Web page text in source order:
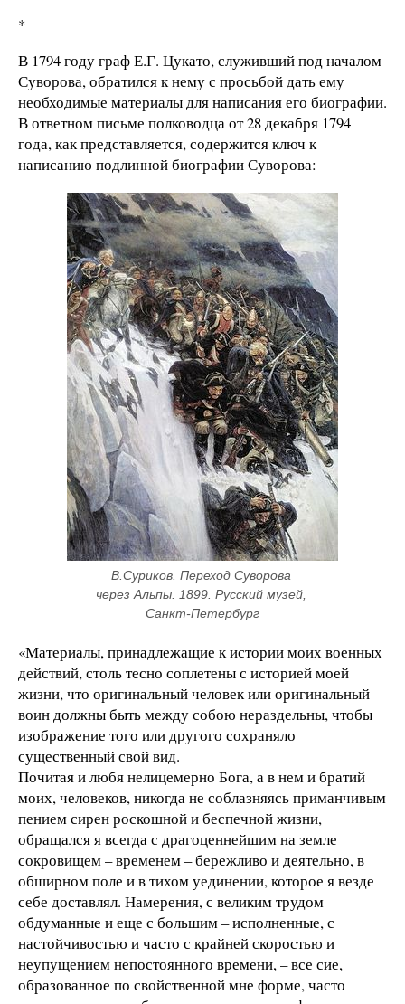
*
В 1794 году граф Е.Г. Цукато, служивший под началом
Суворова, обратился к нему с просьбой дать ему
необходимые материалы для написания его биографии.
В ответном письме полководца от 28 декабря 1794
года, как представляется, содержится ключ к
написанию подлинной биографии Суворова:
В.Суриков. Переход Суворова
через Альпы. 1899. Русский музей,
Санкт-Петербург
«Материалы, принадлежащие к истории моих военных
действий, столь тесно соплетены с историей моей
жизни, что оригинальный человек или оригинальный
воин должны быть между собою нераздельны, чтобы
изображение того или другого сохраняло
существенный свой вид.
Почитая и любя нелицемерно Бога, а в нем и братий
моих, человеков, никогда не соблазняясь приманчивым
пением сирен роскошной и беспечной жизни,
обращался я всегда с драгоценнейшим на земле
сокровищем – временем – бережливо и деятельно, в
обширном поле и в тихом уединении, которое я везде
себе доставлял. Намерения, с великим трудом
обдуманные и еще с большим – исполненные, с
настойчивостью и часто с крайней скоростью и
неупущением непостоянного времени, – все сие,
образованное по свойственной мне форме, часто